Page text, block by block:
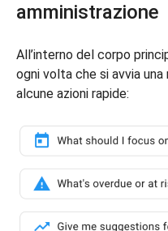
amministrazione
All’interno del corpo
ogni volta che si avvia
alcune azioni rapide: